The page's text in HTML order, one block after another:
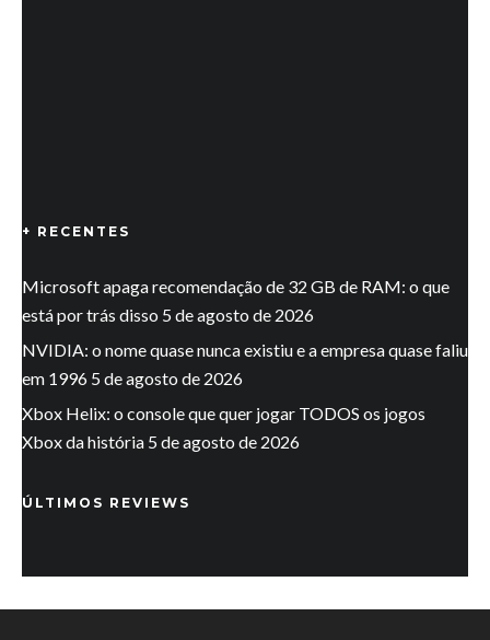
+ RECENTES
Microsoft apaga recomendação de 32 GB de RAM: o que
está por trás disso 5 de agosto de 2026
NVIDIA: o nome quase nunca existiu e a empresa quase faliu
em 1996 5 de agosto de 2026
Xbox Helix: o console que quer jogar TODOS os jogos
Xbox da história 5 de agosto de 2026
ÚLTIMOS REVIEWS